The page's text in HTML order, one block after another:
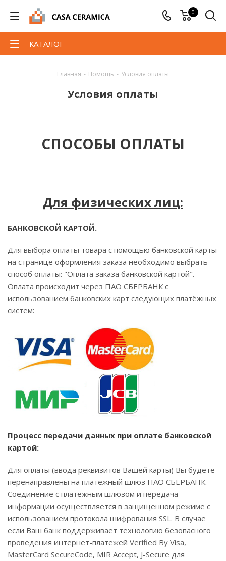
0
КАТАЛОГ
Главная - Помощь - Условия оплаты
Условия оплаты
СПОСОБЫ ОПЛАТЫ
Для физических лиц:
БАНКОВСКОЙ КАРТОЙ.
Для выбора оплаты товара с помощью банковской карты
на странице оформления заказа необходимо выбрать
способ оплаты: "Оплата заказа банковской картой".
Оплата происходит через ПАО СБЕРБАНК с
использованием банковских карт следующих платёжных
систем:
Процесс передачи данных при оплате банковской
картой:
Для оплаты (ввода реквизитов Вашей карты) Вы будете
перенаправлены на платёжный шлюз ПАО СБЕРБАНК.
Соединение с платёжным шлюзом и передача
информации осуществляется в защищённом режиме с
использованием протокола шифрования SSL. В случае
если Ваш банк поддерживает технологию безопасного
проведения интернет-платежей Verified By Visa,
MasterCard SecureCode, MIR Accept, J-Secure для